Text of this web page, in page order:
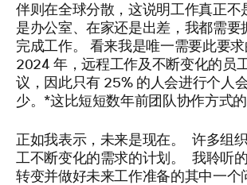
伴则在全球分散，这说明工作真正
是办公室、在家还是出差，我都需
完成工作。 看来我是唯一需要此要
2024 年，远程工作及不断变化的员
议，因此只有 25% 的人会进行个人
少。*这比短短数年前团队协作方式的
正如我表示，未来是现在。 许多组
工不断变化的需求的计划。 我聆听
转变并做好未来工作准备的其中一个